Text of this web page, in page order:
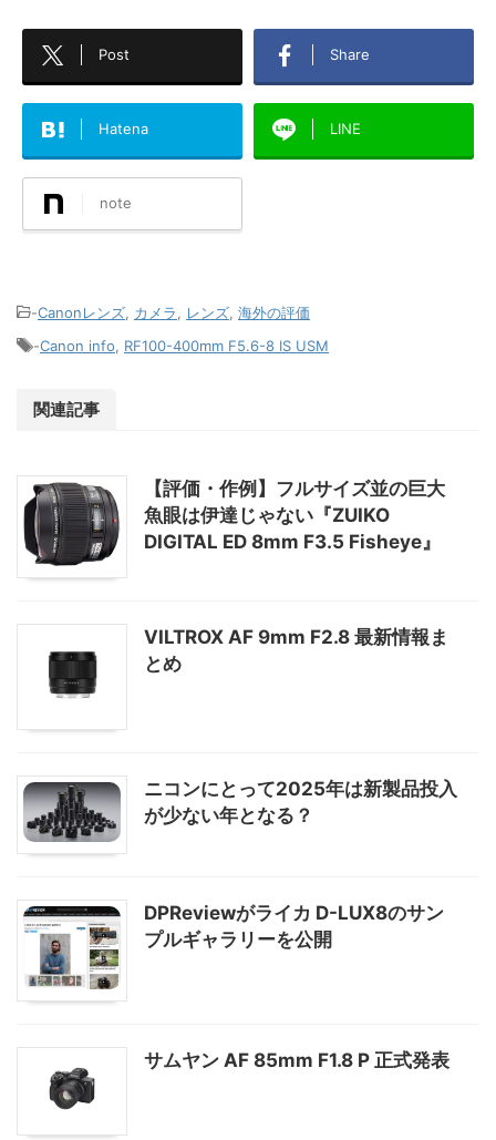
Post Share
Hatena LINE
note
-Canonレンズ, カメラ, レンズ, 海外の評価
-Canon info, RF100-400mm F5.6-8 IS USM
関連記事
【評価・作例】フルサイズ並の巨大
魚眼は伊達じゃない『ZUIKO
DIGITAL ED 8mm F3.5 Fisheye』
VILTROX AF 9mm F2.8 最新情報ま
とめ
ニコンにとって2025年は新製品投入
が少ない年となる？
DPReviewがライカ D-LUX8のサン
プルギャラリーを公開
サムヤン AF 85mm F1.8 P 正式発表